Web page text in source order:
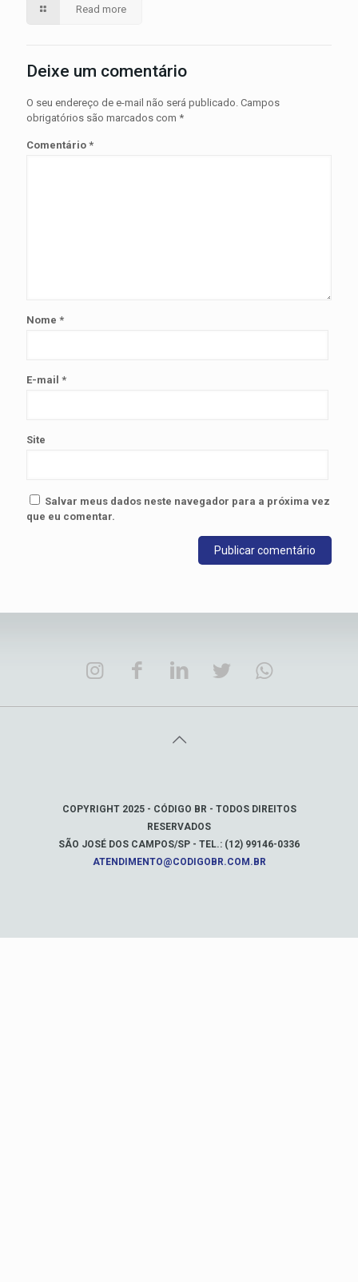
Read more
Deixe um comentário
O seu endereço de e-mail não será publicado. Campos
obrigatórios são marcados com *
Comentário *
Nome *
E-mail *
Site
Salvar meus dados neste navegador para a próxima vez
que eu comentar.
COPYRIGHT 2025 - CÓDIGO BR - TODOS DIREITOS
RESERVADOS
SÃO JOSÉ DOS CAMPOS/SP - TEL.: (12) 99146-0336
ATENDIMENTO@CODIGOBR.COM.BR